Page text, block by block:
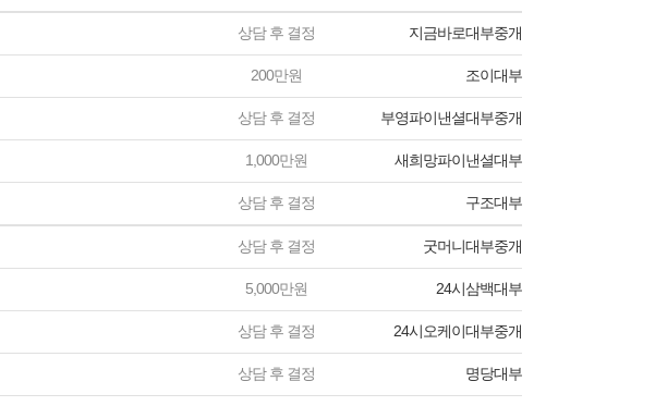
상담 후 결정 지금바로대부중개
200만원 조이대부
상담 후 결정 부영파이낸셜대부중개
1,000만원 새희망파이낸셜대부
상담 후 결정 구조대부
상담 후 결정 굿머니대부중개
5,000만원 24시삼백대부
상담 후 결정 24시오케이대부중개
상담 후 결정 명당대부